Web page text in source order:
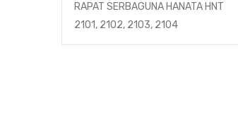
RAPAT SERBAGUNA HANATA HNT
2101, 2102, 2103, 2104